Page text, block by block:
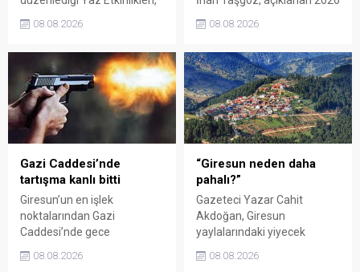
binlerce vatandaşı kültür,
sanat ve eğlenceyle
organizasyonun ardından
Kadın El Emeği Pazarı'nın
süresi de 16 Ağustos'a
kadar uzatıldı.
08.08.2026
yılı fındık alım fiyatı
üzerinden iktidar
eleştirdi. Taşgöz, üreticinin
emeğinin karşılığını
alamadığını savunarak,
Giresun milletvekillerini
sessiz kalmakla suçladı.
08.08.2026
Gazi Caddesi’nde
tartışma kanlı bitti
Giresun’un en işlek
noktalarından Gazi
Caddesi’nde gece
saatlerinde çıkan silahlı
kavgada A.E. ayağından
08.08.2026
“Giresun neden daha
pahalı?”
Gazeteci Yazar Cahit
Akdoğan, Giresun
yaylalarındaki yiyecek
fiyatlarının çevre illere göre
belirgin biçimde yüksek
08.08.2026